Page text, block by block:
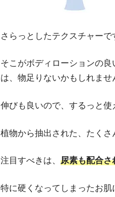
さらっとしたテクスチャーで
そこがボディローションの
は、物足りないかもしれませ
伸びも良いので、するっと使
植物から抽出された、たくさ
注目すべきは、 尿素も配合さ
特に硬くなってしまったお肌